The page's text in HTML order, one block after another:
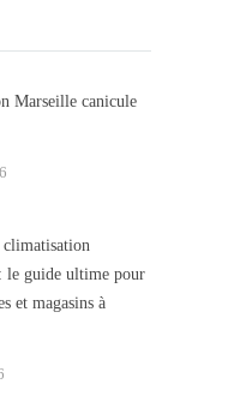
Marseille canicule
le guide ultime pour
et magasins à